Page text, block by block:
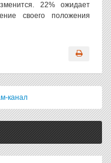
22% ожидает
своего положения
канал